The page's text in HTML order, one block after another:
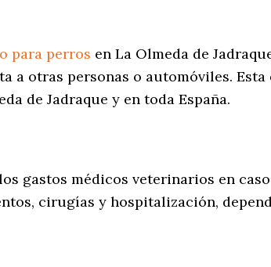
para perros en La Olmeda de
a otras personas o automóviles. Esta
de Jadraque y en toda España.
gastos médicos veterinarios en
cirugías y hospitalización,